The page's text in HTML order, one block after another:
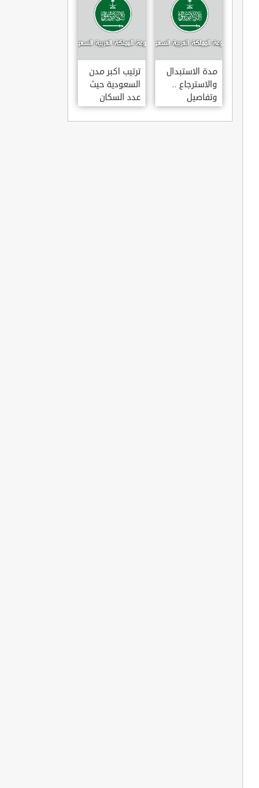
مدة الاستبدال
والاسترجاع ..
وتفاصيل
قانونها حسب
وزارة التجارة
ترتيب اكبر مدن
السعودية حيث
عدد السكان